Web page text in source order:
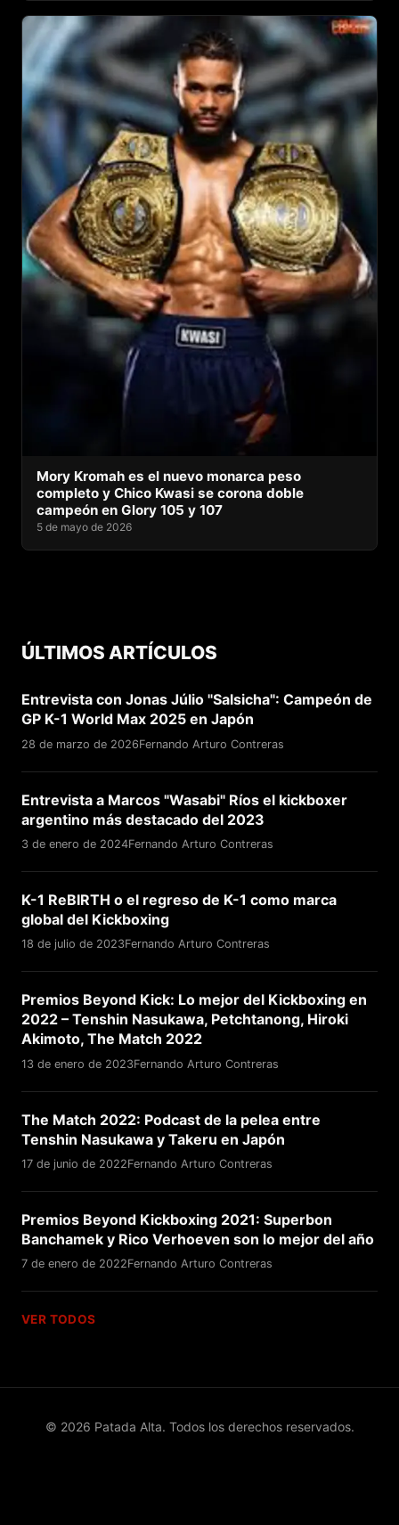
Mory Kromah es el nuevo monarca peso
completo y Chico Kwasi se corona doble
campeón en Glory 105 y 107
5 de mayo de 2026
ÚLTIMOS ARTÍCULOS
Entrevista con Jonas Júlio "Salsicha": Campeón de
GP K-1 World Max 2025 en Japón
28 de marzo de 2026Fernando Arturo Contreras
Entrevista a Marcos "Wasabi" Ríos el kickboxer
argentino más destacado del 2023
3 de enero de 2024Fernando Arturo Contreras
K-1 ReBIRTH o el regreso de K-1 como marca
global del Kickboxing
18 de julio de 2023Fernando Arturo Contreras
Premios Beyond Kick: Lo mejor del Kickboxing en
2022 – Tenshin Nasukawa, Petchtanong, Hiroki
Akimoto, The Match 2022
13 de enero de 2023Fernando Arturo Contreras
The Match 2022: Podcast de la pelea entre
Tenshin Nasukawa y Takeru en Japón
17 de junio de 2022Fernando Arturo Contreras
Premios Beyond Kickboxing 2021: Superbon
Banchamek y Rico Verhoeven son lo mejor del año
7 de enero de 2022Fernando Arturo Contreras
VER TODOS
© 2026 Patada Alta. Todos los derechos reservados.